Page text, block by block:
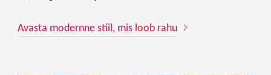
Avasta modernne stiil, mis loob rahu